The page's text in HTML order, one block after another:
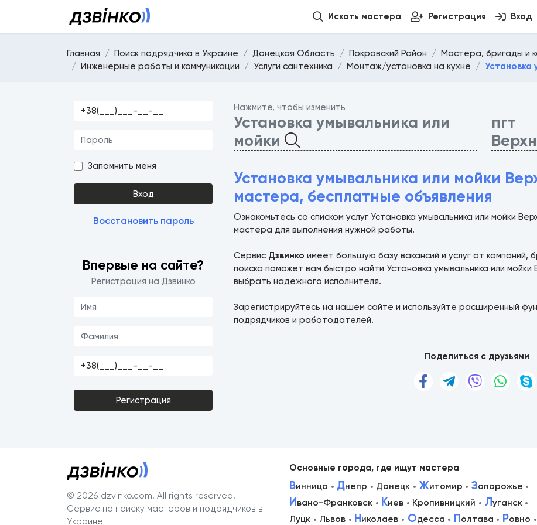
Искать мастера Регистрация Вход
Главная Поиск подрядчика в Украине Донецкая Область Покровский Район
Мастера, бригады и
Инженерные работы и коммуникации
Услуги сантехника Монтаж/установка на кухне Установка
Запомнить меня
Вход
Восстановить пароль
Впервые на сайте?
Регистрация на Дзвинко
Регистрация
Нажмите, чтобы изменить
Установка умывальника или
мойки
пгт
Установка умывальника или мойки
мастера, бесплатные объявления
Ознакомьтесь со списком услуг Установка умывальника или мойки
мастера для выполнения нужной работы.
Сервис Дзвинко имеет большую базу вакансий и услуг от компаний,
поиска поможет вам быстро найти Установка умывальника или
выбрать надежного исполнителя.
Зарегистрируйтесь на нашем сайте и используйте расширенный
подрядчиков и работодателей.
Поделиться с друзьями
© 2026 dzvinko.com. All rights reserved.
Сервис по поиску мастеров и подрядчиков в
Украине
Основные города, где ищут мастера
Винница Днепр Донецк Житомир Запорожье
Ивано-Франковск Киев Кропивницкий Луганск
Луцк
Львов Николаев Одесса Полтава Ровно